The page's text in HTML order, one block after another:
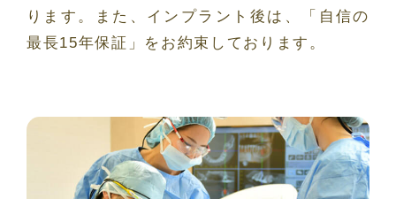
ります。また、インプラント後は、「自信の
最長15年保証」をお約束しております。